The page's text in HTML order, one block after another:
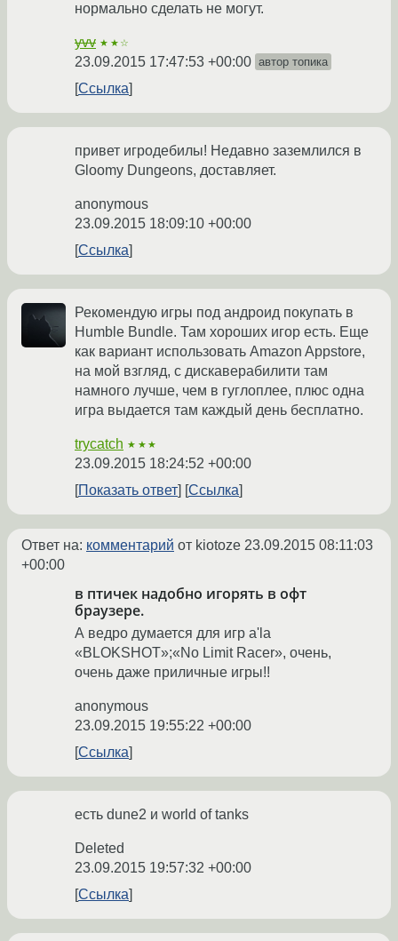
нормально сделать не могут.
yvv ★★☆
23.09.2015 17:47:53 +00:00 автор топика
Ссылка
привет игродебилы! Недавно заземлился в
Gloomy Dungeons, доставляет.
anonymous
23.09.2015 18:09:10 +00:00
Ссылка
Рекомендую игры под андроид покупать в
Humble Bundle. Там хороших игор есть. Еще
как вариант использовать Amazon Appstore,
на мой взгляд, с дискаверабилити там
намного лучше, чем в гуглоплее, плюс одна
игра выдается там каждый день бесплатно.
trycatch ★★★
23.09.2015 18:24:52 +00:00
Показать ответ
Ссылка
Ответ на: комментарий от kiotoze 23.09.2015 08:11:03
+00:00
в птичек надобно игорять в офт
браузере.
А ведро думается для игр a'la
«BLOKSHOT»;«No Limit Racer», очень,
очень даже приличные игры!!
anonymous
23.09.2015 19:55:22 +00:00
Ссылка
есть dune2 и world of tanks
Deleted
23.09.2015 19:57:32 +00:00
Ссылка